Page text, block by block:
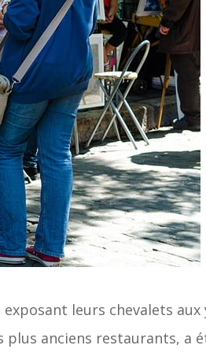
leurs chevalets aux
plus anciens restaurants, a